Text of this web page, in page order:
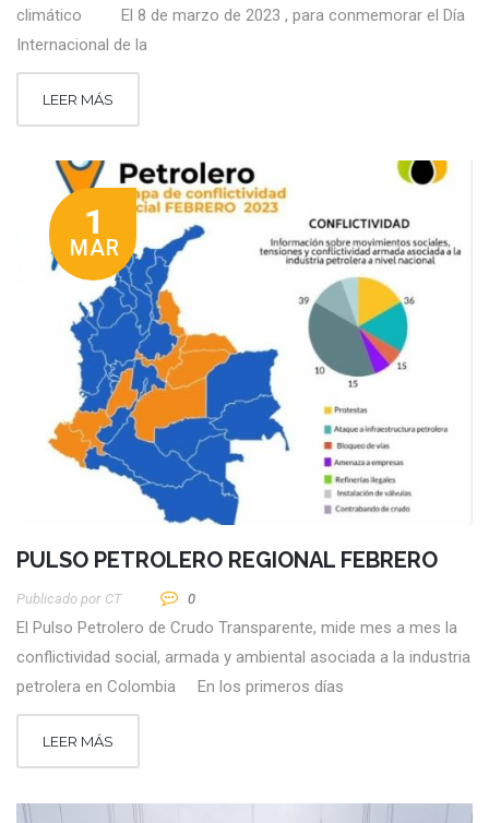
climático El 8 de marzo de 2023 , para conmemorar el Día
Internacional de la
LEER MÁS
1
MAR
PULSO PETROLERO REGIONAL FEBRERO
Publicado por CT 0
El Pulso Petrolero de Crudo Transparente, mide mes a mes la
conflictividad social, armada y ambiental asociada a la industria
petrolera en Colombia En los primeros días
LEER MÁS